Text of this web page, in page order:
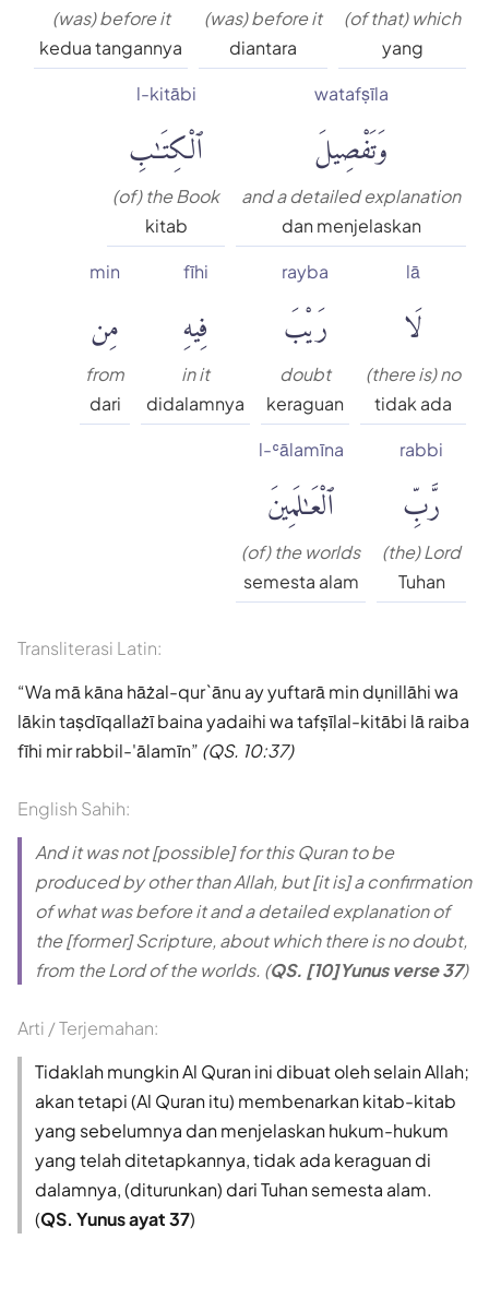
(of that) which
yang
(was) before it
diantara
(was) before it
kedua tangannya
watafṣīla
وَتَفْصِيلَ
and a detailed explanation
dan menjelaskan
l-kitābi
ٱلْكِتَٰبِ
(of) the Book
kitab
lā
لَا
(there is) no
tidak ada
rayba
رَيْبَ
doubt
keraguan
fīhi
فِيهِ
in it
didalamnya
min
مِن
from
dari
rabbi
رَّبِّ
(the) Lord
Tuhan
l-ʿālamīna
ٱلْعَٰلَمِينَ
(of) the worlds
semesta alam
Transliterasi Latin:
Wa mā kāna hāżal-qur`ānu ay yuftarā min dụnillāhi wa
lākin taṣdīqallażī baina yadaihi wa tafṣīlal-kitābi lā raiba
fīhi mir rabbil-'ālamīn (QS. 10:37)
English Sahih:
And it was not [possible] for this Quran to be
produced by other than Allah, but [it is] a confirmation
of what was before it and a detailed explanation of
the [former] Scripture, about which there is no doubt,
from the Lord of the worlds. (QS. [10]Yunus verse 37)
Arti / Terjemahan:
Tidaklah mungkin Al Quran ini dibuat oleh selain Allah;
akan tetapi (Al Quran itu) membenarkan kitab-kitab
yang sebelumnya dan menjelaskan hukum-hukum
yang telah ditetapkannya, tidak ada keraguan di
dalamnya, (diturunkan) dari Tuhan semesta alam.
(QS. Yunus ayat 37)